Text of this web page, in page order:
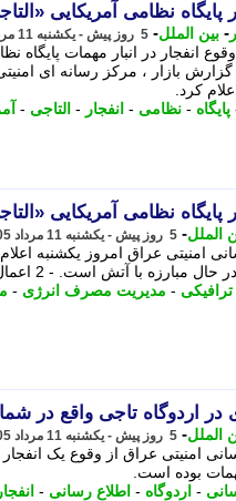
پایگاه نظامی آمریکایی
- بین الملل- 5 روز پیش - یکشنبه 11 مرداد 1405، 18:02
انفجار در انبار مهمات پایگاه
بازار ، مرکز رسانه ای
کرد.
پایگاه - نظامی - انفجار - التاجی -
پایگاه نظامی آمریکایی
الملل- 5 روز پیش - یکشنبه 11 مرداد 1405، 17:55
امنیتی عراق امروز یکشنبه
با آتش است. - 2 اعمال محدودیت های ترافیکی ...
- مدیریت مصرف انرژی -
در اردوگاه تاجی واقع در
الملل- 5 روز پیش - یکشنبه 11 مرداد 1405، 17:50
امنیتی عراق از وقوع یک
بوده است.
- اردوگاه - اطلاع رسانی - انفجار